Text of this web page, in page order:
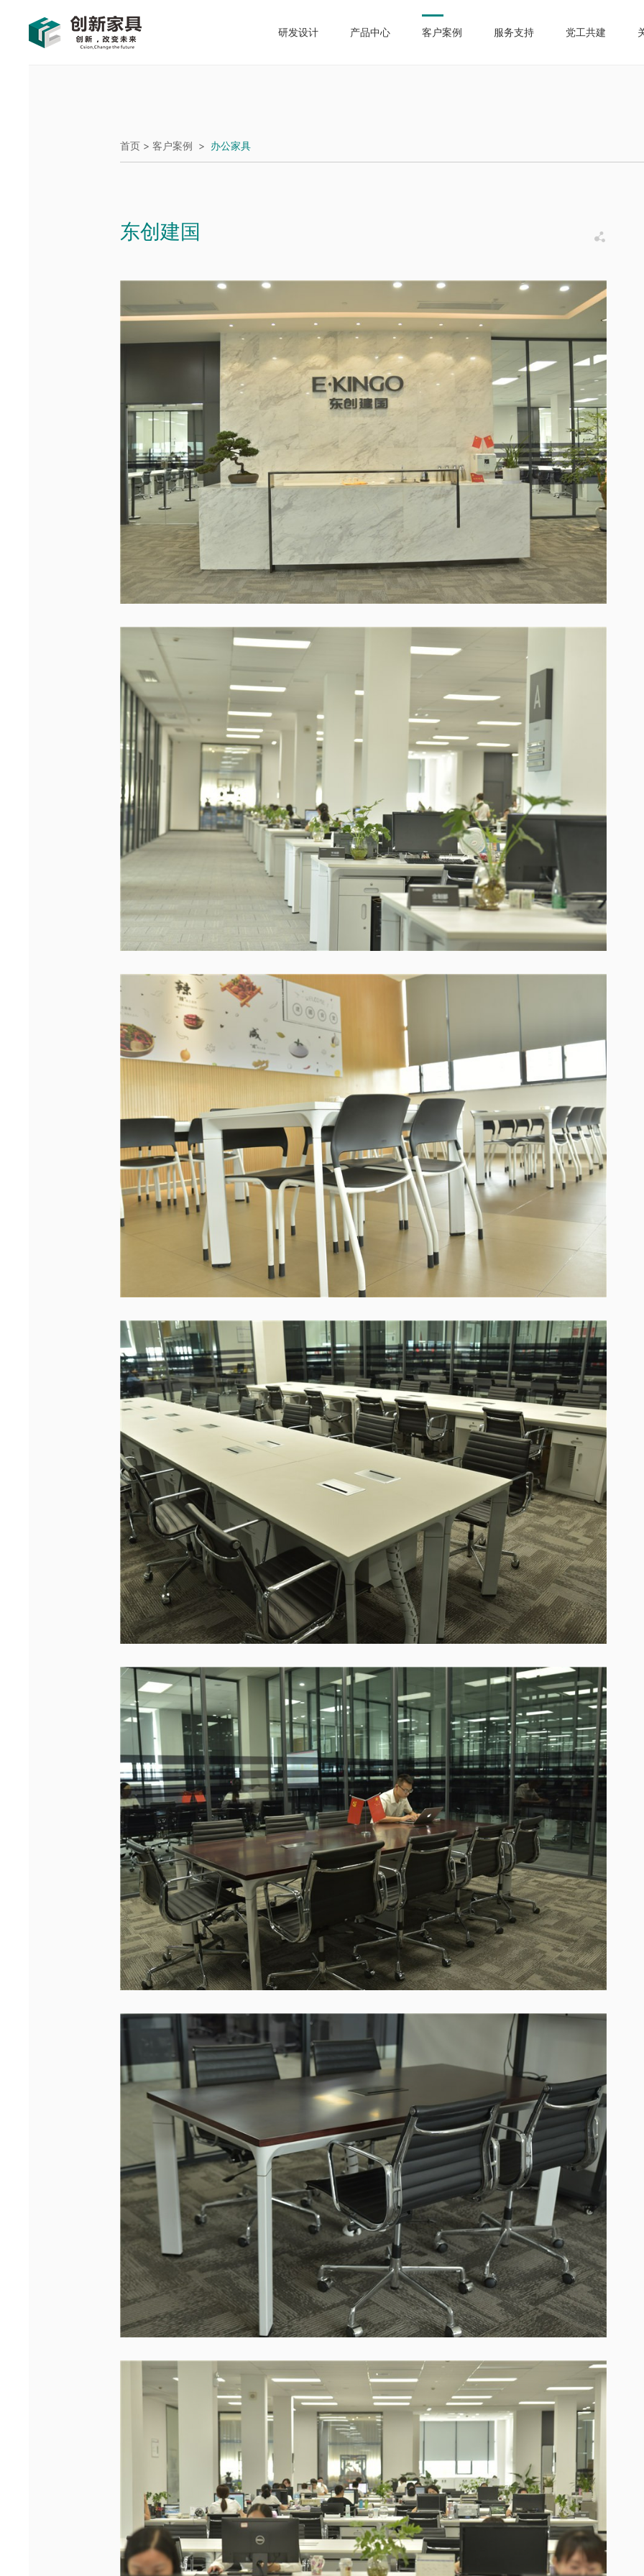
研发设计 产品中心 客户案例 服务支持 党工共建
首页 > 客户案例 > 办公家具
东创建国 